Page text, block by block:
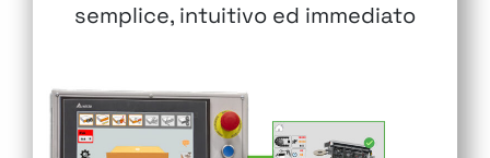
semplice, intuitivo ed immediato